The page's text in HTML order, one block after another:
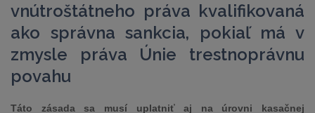
vnútroštátneho práva kvalifikovaná
ako správna sankcia, pokiaľ má v
zmysle práva Únie trestnoprávnu
povahu
Táto zásada sa musí uplatniť aj na úrovni kasačnej